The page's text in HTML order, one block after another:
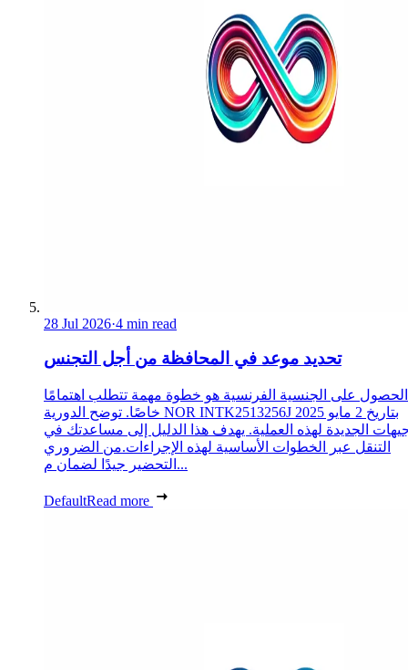
28 Jul 2026·4 min read
تحديد موعد في المحافظة من أجل التجنس
الحصول على الجنسية الفرنسية هو خطوة مهمة تتطلب اهتمامًا
خاصًا. توضح الدورية NOR INTK2513256J بتاريخ 2 مايو 2025
الجديدة لهذه العملية. يهدف هذا الدليل إلى مساعدتك في
التنقل عبر الخطوات الأساسية لهذه الإجراءات.من الضروري
التحضير جيدًا لضمان م...
DefaultRead more